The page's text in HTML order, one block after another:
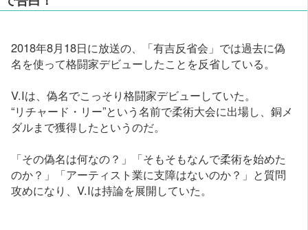
2018年8月18日に放送の、「有吉反省会」では過去に偽
名を使って格闘家デビューしたことを反省している。
V.Iは、偽名でこっそり格闘家デビューしていた。
“リチャード・リー”という名前で柔術大会に出場し、銅メ
ダルまで獲得したというのだ。
「その偽名は何なの？」「そもそもなんで柔術を始めた
のか？」「アーティスト業に支障はないのか？」と質問
攻めになり、V.Iは持論を展開していた。